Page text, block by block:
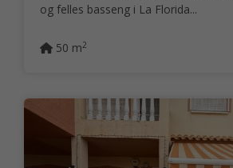
og felles basseng i La Florida...
50 m2